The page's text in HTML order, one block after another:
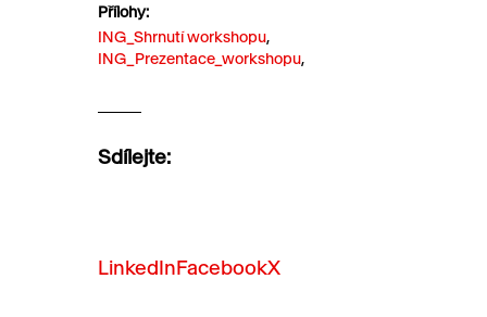
Přílohy:
ING_Shrnutí workshopu,
ING_Prezentace_workshopu,
Sdílejte:
LinkedInFacebookX